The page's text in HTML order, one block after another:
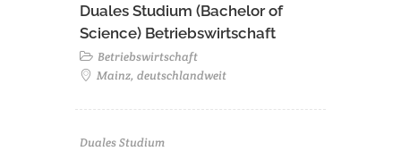
Duales Studium (Bachelor of
Science) Betriebswirtschaft
Betriebswirtschaft
Mainz, deutschlandweit
Duales Studium